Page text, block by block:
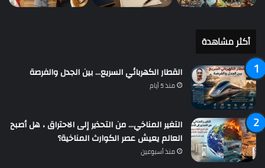
أكثر مشاهدة
القطار الكهربائي السريع… بين الجدل والفرصة
منذ 5 أيام
التغير المناخي… من التحذير إلى الاحتراق ، هل أصبح
العالم يعيش عصر الكوارث المناخية؟
منذ أسبوعين